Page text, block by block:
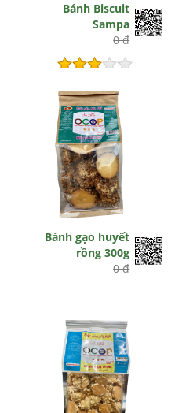
Bánh Biscuit
Sampa
0 đ
Bánh gạo huyết
rồng 300g
0 đ